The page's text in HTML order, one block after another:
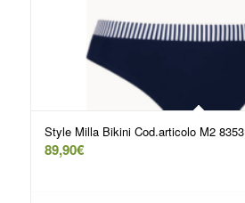
Style Milla Bikini Cod.articolo M2 8353
89,90€